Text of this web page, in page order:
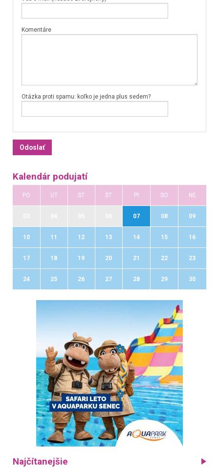
Komentáre
Otázka proti spamu: koľko je jedna plus sedem?
Kalendár podujatí
PO UT ST ŠT PI SO NE
07 08 09
10 11 12 13 14 15 16
17 18 19 20 21 22 23
24 25 26 27 28 29 30
Najčítanejšie